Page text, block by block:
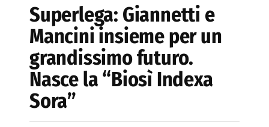
Superlega: Giannetti e
Mancini insieme per un
grandissimo futuro.
Nasce la “Biosì Indexa
Sora”